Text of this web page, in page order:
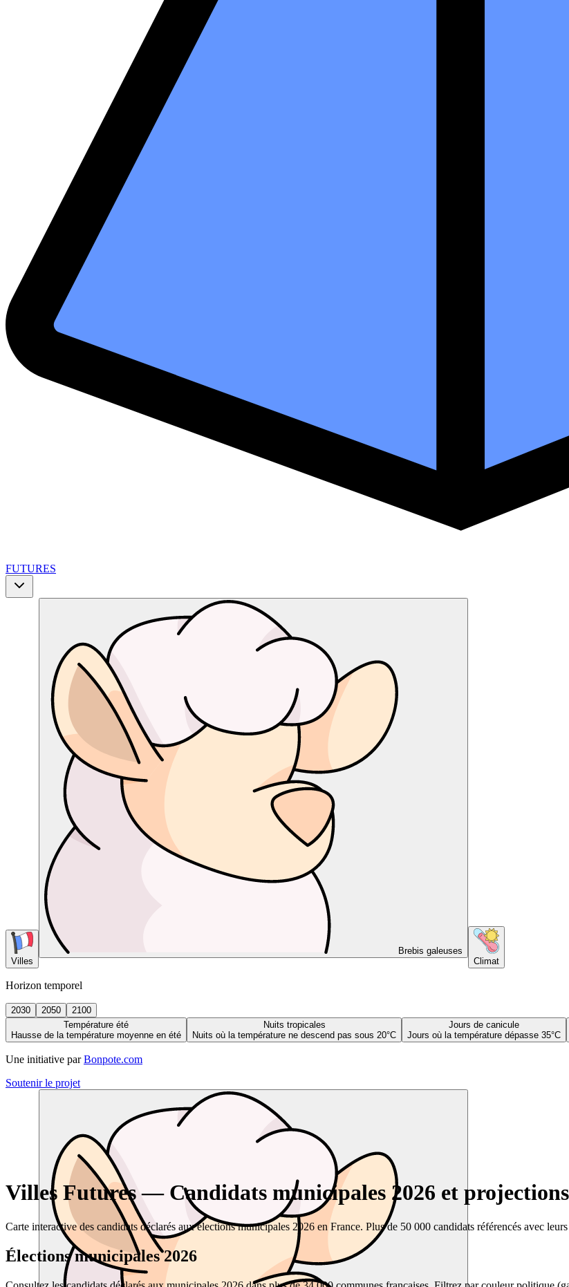
FUTURES
Villes
Brebis galeuses
Climat
Horizon temporel
2030 2050
2100
Température été
Hausse de la température moyenne en été
Nuits tropicales
Nuits où la température ne descend pas sous 20°C
Jours de canicule
Jours où la température dépasse 35°C
Une initiative par Bonpote.com
Soutenir le projet
Villes Futures — Candidats municipales 2026 et
Carte interactive des candidats déclarés aux élections municipales 2026 en France. Plus de 50 000 candidats référencés avec
Élections municipales 2026